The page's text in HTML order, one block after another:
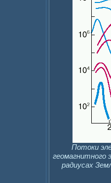
Потоки
геомагнитного
радиусах